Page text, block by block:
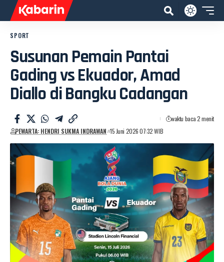
SPORT
Susunan Pemain Pantai
Gading vs Ekuador, Amad
Diallo di Bangku Cadangan
PEWARTA: HENDRI SUKMA INDRAWAN 15 Juni 2026 07:32 WIB
waktu baca 2 menit